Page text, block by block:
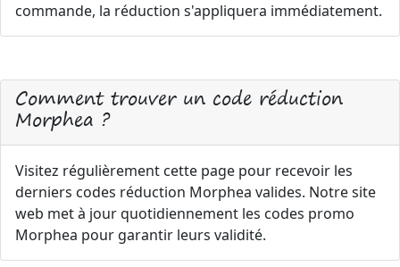
commande, la réduction s'appliquera immédiatement.
Comment trouver un code réduction
Morphea ?
Visitez régulièrement cette page pour recevoir les
derniers codes réduction Morphea valides. Notre site
web met à jour quotidiennement les codes promo
Morphea pour garantir leurs validité.